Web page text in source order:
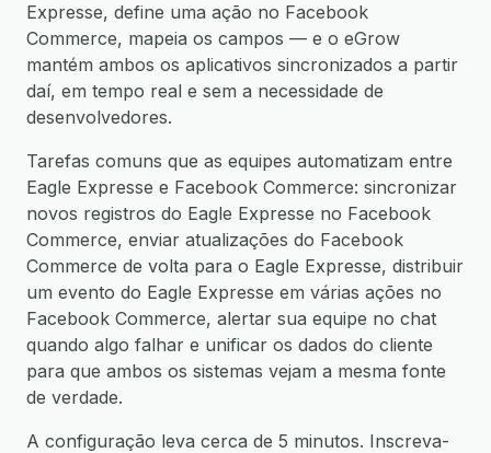
Expresse, define uma ação no Facebook
Commerce, mapeia os campos — e o eGrow
mantém ambos os aplicativos sincronizados a partir
daí, em tempo real e sem a necessidade de
desenvolvedores.
Tarefas comuns que as equipes automatizam entre
Eagle Expresse e Facebook Commerce: sincronizar
novos registros do Eagle Expresse no Facebook
Commerce, enviar atualizações do Facebook
Commerce de volta para o Eagle Expresse, distribuir
um evento do Eagle Expresse em várias ações no
Facebook Commerce, alertar sua equipe no chat
quando algo falhar e unificar os dados do cliente
para que ambos os sistemas vejam a mesma fonte
de verdade.
A configuração leva cerca de 5 minutos. Inscreva-